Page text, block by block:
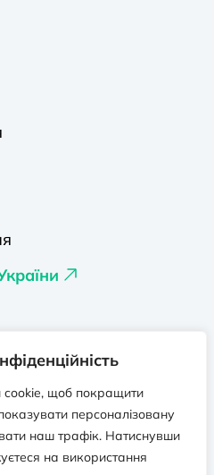
щоб покращити
персоналізовану
наш трафік. Натиснувши
на використання